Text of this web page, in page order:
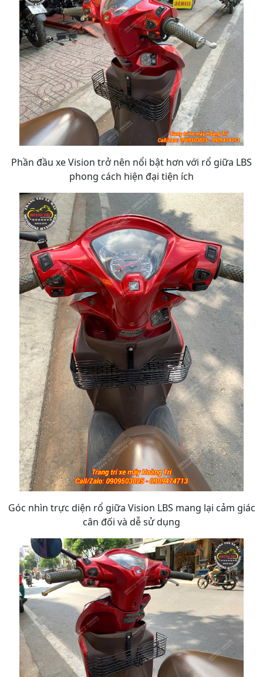
Phần đầu xe Vision trở nên nổi bật hơn với rổ giữa LBS
phong cách hiện đại tiện ích
Góc nhìn trực diện rổ giữa Vision LBS mang lại cảm giác
cân đối và dễ sử dụng